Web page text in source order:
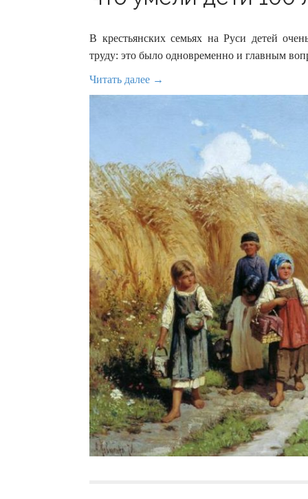
В крестьянских семьях на Руси детей
труду: это было одновременно и главным
Читать далее →